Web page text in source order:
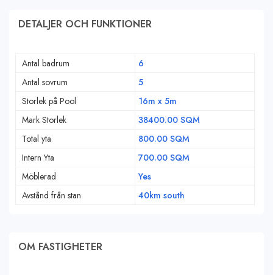
DETALJER OCH FUNKTIONER
Antal badrum
6
Antal sovrum
5
Storlek på Pool
16m x 5m
Mark Storlek
38400.00 SQM
Total yta
800.00 SQM
Intern Yta
700.00 SQM
Möblerad
Yes
Avstånd från stan
40km south
OM FASTIGHETER